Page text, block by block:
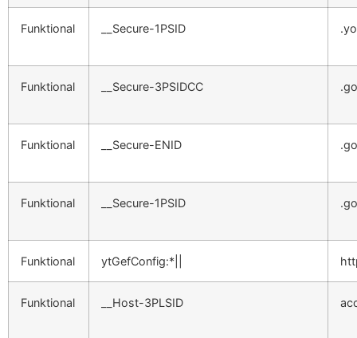
Funktional __Secure-1PSID
Funktional __Secure-3PSIDCC
Funktional __Secure-ENID
Funktional __Secure-1PSID
Funktional ytGefConfig:*||
Funktional __Host-3PLSID